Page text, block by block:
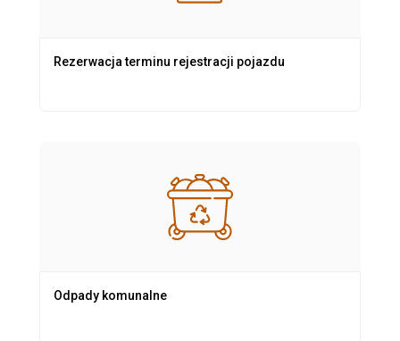
Rezerwacja terminu rejestracji pojazdu
Odpady komunalne